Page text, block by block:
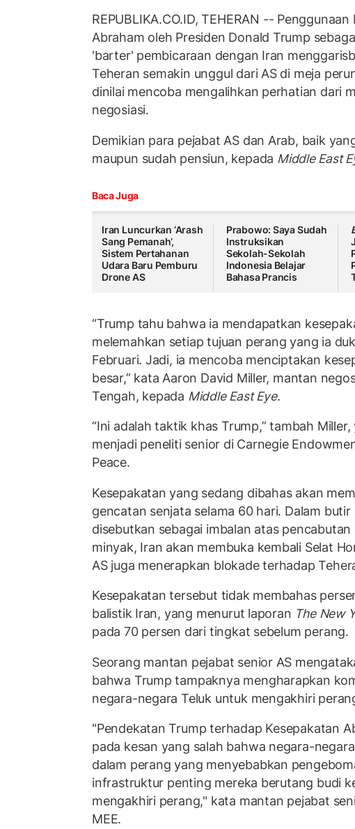
REPUBLIKA.CO.ID, TEHERAN --
Abraham oleh Presiden Donald Trump
'barter' pembicaraan dengan Iran
Teheran semakin unggul dari AS di meja
dinilai mencoba mengalihkan perhatian dari
negosiasi.
Demikian para pejabat AS dan Arab, baik
maupun sudah pensiun, kepada Middle East
Baca Juga
Iran Luncurkan ‘Arash
Sang Pemanah’,
Sistem Pertahanan
Udara Baru Pemburu
Drone AS
Prabowo: Saya Sudah
Instruksikan
Sekolah-Sekolah
Indonesia Belajar
Bahasa Prancis
“Trump tahu bahwa ia mendapatkan
melemahkan setiap tujuan perang yang ia
Februari. Jadi, ia mencoba menciptakan
besar,” kata Aaron David Miller, mantan
Tengah, kepada Middle East Eye.
“Ini adalah taktik khas Trump,” tambah
menjadi peneliti senior di Carnegie
Peace.
Kesepakatan yang sedang dibahas akan
gencatan senjata selama 60 hari. Dalam butir
disebutkan sebagai imbalan atas pencabutan
minyak, Iran akan membuka kembali Selat
AS juga menerapkan blokade terhadap
Kesepakatan tersebut tidak membahas
balistik Iran, yang menurut laporan The New
pada 70 persen dari tingkat sebelum perang.
Seorang mantan pejabat senior AS
bahwa Trump tampaknya mengharapkan
negara-negara Teluk untuk mengakhiri
"Pendekatan Trump terhadap Kesepakatan
pada kesan yang salah bahwa negara-
dalam perang yang menyebabkan
infrastruktur penting mereka berutang budi
mengakhiri perang," kata mantan pejabat
MEE.